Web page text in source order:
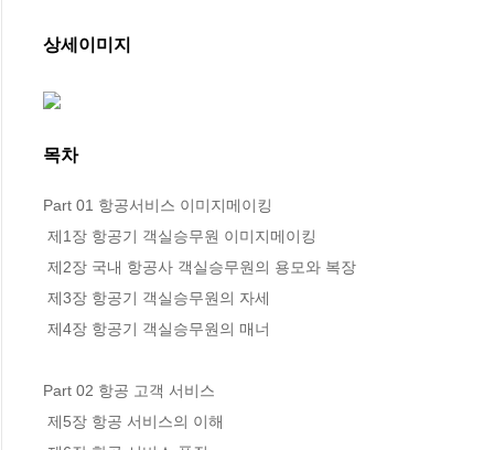
상세이미지
목차
Part 01 항공서비스 이미지메이킹
Part 02 항공 고객 서비스